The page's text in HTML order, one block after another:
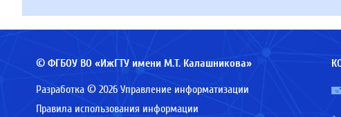
© ФГБОУ ВО «ИжГТУ имени М.Т. Калашникова»
Разработка © 2026 Управление информатизации
Правила использования информации